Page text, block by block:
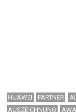
HUAWEI PARTNER
AUSZEICHNUNG